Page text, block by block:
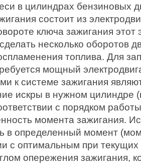
в цилиндрах бензиновых
состоит из
ключа зажигания этот
несколько оборотов
топлива. Для
мощный
к системе зажигания
искры в нужном цилиндре
с порядком
момента зажигания.
в определенный момент
с оптимальным при
опережения зажигания,